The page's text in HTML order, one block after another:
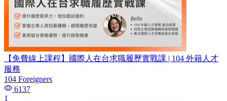
【免費線上課程】國際人在台求職履歷實戰課 | 104 外籍人才
服務
104 Foreigners
6137
1